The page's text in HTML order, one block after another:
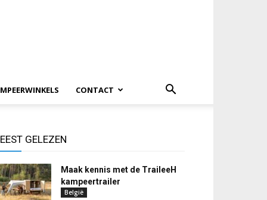
CONTACT
GELEZEN
Maak kennis met de TraileeH
kampeertrailer
België